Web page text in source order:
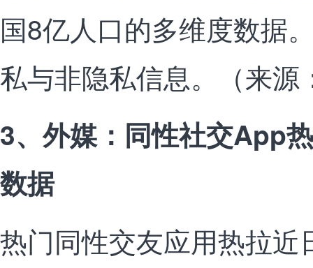
国8亿人口的多维度数据
私与非隐私信息。（来源
3、外媒：同性社交App
数据
热门同性交友应用热拉近